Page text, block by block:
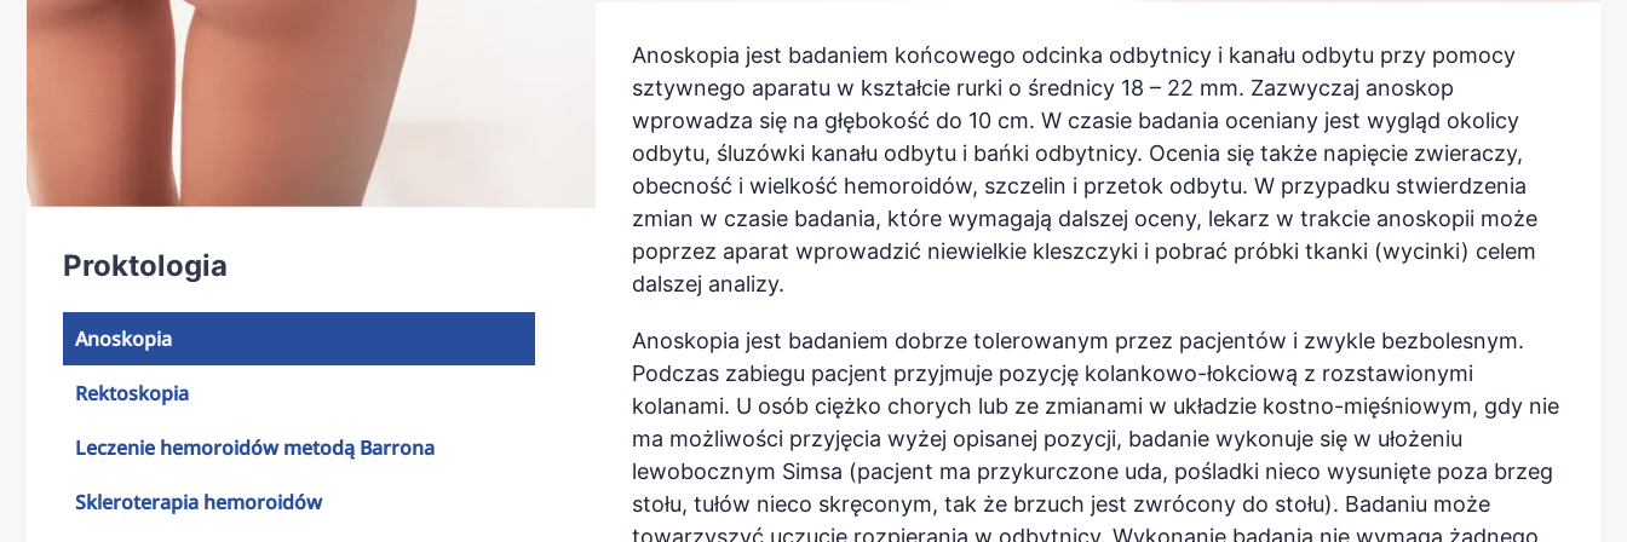
Proktologia
Anoskopia
Rektoskopia
Leczenie hemoroidów metodą Barrona
Skleroterapia hemoroidów
Anoskopia jest badaniem końcowego odcinka odbytnicy i kanału odbytu przy pomocy
sztywnego aparatu w kształcie rurki o średnicy 18 – 22 mm. Zazwyczaj anoskop
wprowadza się na głębokość do 10 cm. W czasie badania oceniany jest wygląd okolicy
odbytu, śluzówki kanału odbytu i bańki odbytnicy. Ocenia się także napięcie zwieraczy,
obecność i wielkość hemoroidów, szczelin i przetok odbytu. W przypadku stwierdzenia
zmian w czasie badania, które wymagają dalszej oceny, lekarz w trakcie anoskopii może
poprzez aparat wprowadzić niewielkie kleszczyki i pobrać próbki tkanki (wycinki) celem
dalszej analizy.
Anoskopia jest badaniem dobrze tolerowanym przez pacjentów i zwykle bezbolesnym.
Podczas zabiegu pacjent przyjmuje pozycję kolankowo-łokciową z rozstawionymi
kolanami. U osób ciężko chorych lub ze zmianami w układzie kostno-mięśniowym, gdy nie
ma możliwości przyjęcia wyżej opisanej pozycji, badanie wykonuje się w ułożeniu
lewobocznym Simsa (pacjent ma przykurczone uda, pośladki nieco wysunięte poza brzeg
stołu, tułów nieco skręconym, tak że brzuch jest zwrócony do stołu). Badaniu może
towarzyszyć uczucie rozpierania w odbytnicy. Wykonanie badania nie wymaga żadnego